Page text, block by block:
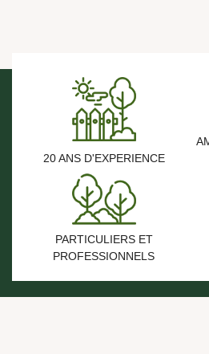
20 ANS D'EXPERIENCE
PARTICULIERS ET
PROFESSIONNELS